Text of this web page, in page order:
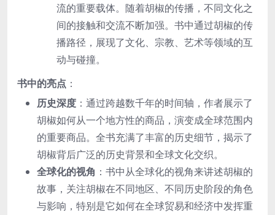
流的重要载体。随着胡椒的传播，不同文化之
间的接触和交流不断加强。书中通过胡椒的传
播路径，展现了文化、宗教、艺术等领域的互
动与碰撞。
书中的亮点 ：
历史深度 ：通过跨越数千年的时间轴，作者展示了
胡椒如何从一个地方性的商品，演变成全球范围内
的重要商品。全书充满了丰富的历史细节，揭示了
胡椒背后广泛的历史背景和全球文化交织。
全球化的视角 ：书中从全球化的视角来讲述胡椒的
故事，关注胡椒在不同地区、不同历史阶段的角色
与影响，特别是它如何在全球贸易和经济中发挥重